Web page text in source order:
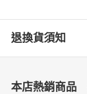
退換貨須知
本店熱銷商品